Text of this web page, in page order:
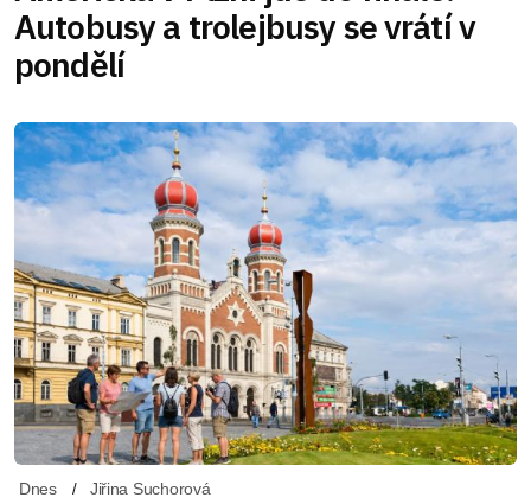
Autobusy a trolejbusy se vrátí v
pondělí
Dnes Jiřina Suchorová